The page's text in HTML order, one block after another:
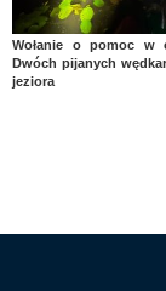
Wołanie o pomoc w
Dwóch pijanych
jeziora